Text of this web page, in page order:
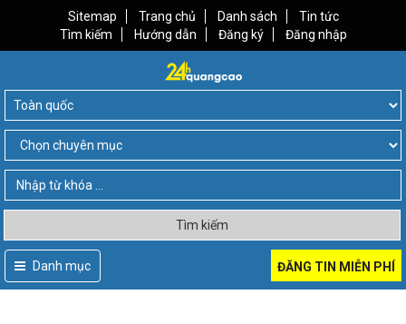
Sitemap Trang chủ Danh sách
Tin tức
Tìm kiếm
Hướng dẫn Đăng ký Đăng nhập
Tìm kiếm
Danh mục ĐĂNG TIN MIỄN PHÍ